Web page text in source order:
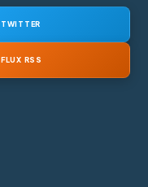
TWITTER
FLUX RSS